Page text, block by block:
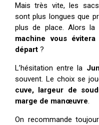
Mais très vite, les sacs
sont plus longues que
plus de place. Alors la
machine vous
départ ?
L’hésitation entre la
souvent. Le choix se
cuve, largeur de
marge de manœuvre
On recommande